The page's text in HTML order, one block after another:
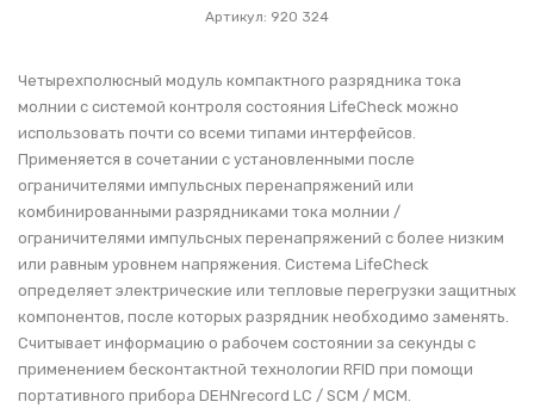
Артикул: 920 324
Четырехполюсный модуль компактного разрядника тока
молнии с системой контроля состояния LifeCheck можно
использовать почти со всеми типами интерфейсов.
Применяется в сочетании с установленными после
ограничителями импульсных перенапряжений или
комбинированными разрядниками тока молнии /
ограничителями импульсных перенапряжений с более низким
или равным уровнем напряжения. Система LifeCheck
определяет электрические или тепловые перегрузки защитных
компонентов, после которых разрядник необходимо заменять.
Считывает информацию о рабочем состоянии за секунды с
применением бесконтактной технологии RFID при помощи
портативного прибора DEHNrecord LC / SCM / MCM.